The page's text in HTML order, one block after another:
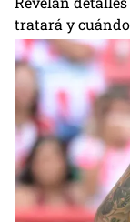
tratará y